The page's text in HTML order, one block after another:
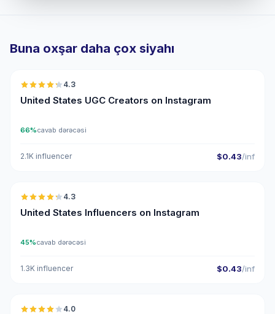
Buna oxşar daha çox siyahı
4.3
United States UGC Creators on Instagram
66%cavab dərəcəsi
2.1K influencer $0.43/inf
🇺🇸
4.3
United States Influencers on Instagram
45%cavab dərəcəsi
1.3K influencer $0.43/inf
🇺🇸
4.0